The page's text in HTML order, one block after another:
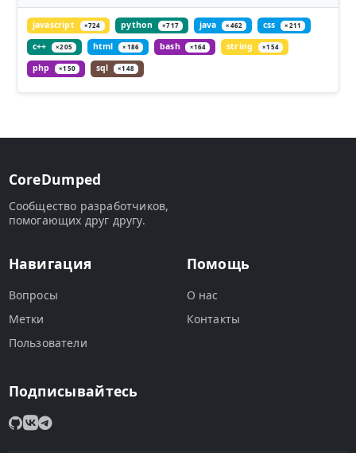
javascript ×724 python ×717 java ×462 css ×211
c++ ×205 html ×186 bash ×164 string ×154
php ×150 sql ×148
CoreDumped
Сообщество разработчиков,
помогающих друг другу.
Навигация
Вопросы
Метки
Пользователи
Помощь
О нас
Контакты
Подписывайтесь